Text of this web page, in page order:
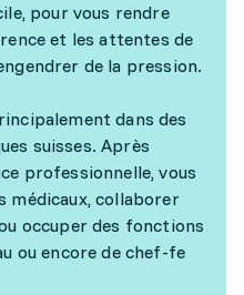
pour vous rendre
et les attentes de
de la pression.
dans des
suisses. Après
professionnelle, vous
médicaux, collaborer
occuper des fonctions
ou encore de chef-fe